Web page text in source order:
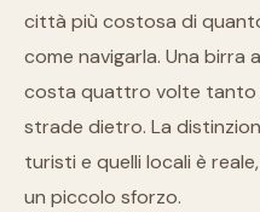
città più costosa di
come navigarla. Una birra
costa quattro volte tanto
strade dietro. La
turisti e quelli locali è
un piccolo sforzo.